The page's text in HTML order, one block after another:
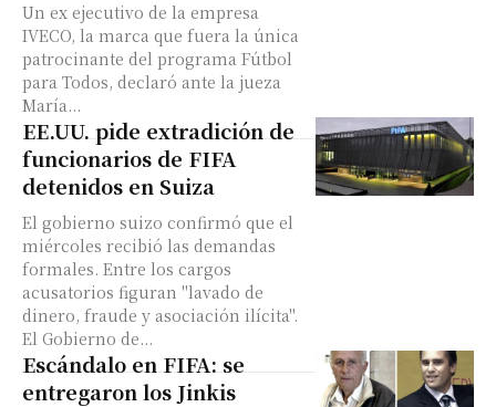
Un ex ejecutivo de la empresa
IVECO, la marca que fuera la única
patrocinante del programa Fútbol
para Todos, declaró ante la jueza
María...
EE.UU. pide extradición de
funcionarios de FIFA
detenidos en Suiza
El gobierno suizo confirmó que el
miércoles recibió las demandas
formales. Entre los cargos
acusatorios figuran "lavado de
dinero, fraude y asociación ilícita".
El Gobierno de...
Escándalo en FIFA: se
entregaron los Jinkis